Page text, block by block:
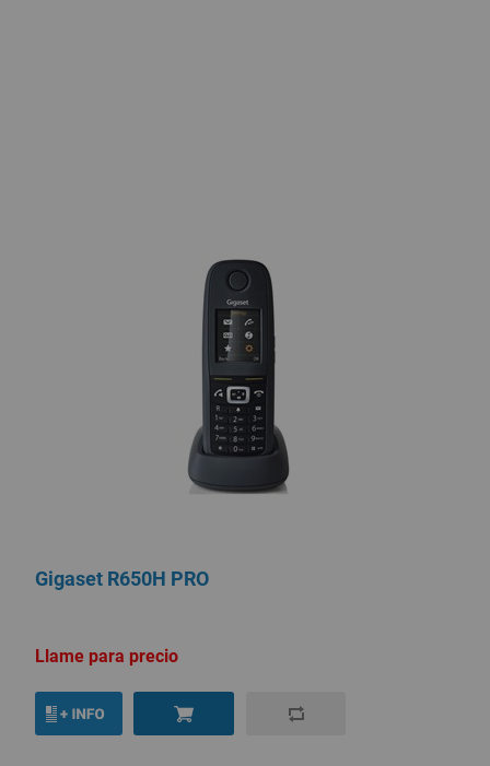
Gigaset R650H PRO
Llame para precio